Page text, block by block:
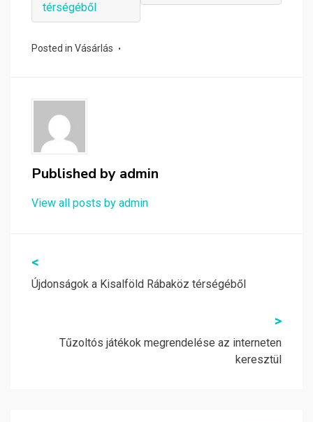
térségéből
Posted in Vásárlás
Published by admin
View all posts by admin
Bejegyzés
navigáció
<
Újdonságok a Kisalföld Rábaköz térségéből
>
Tűzoltós játékok megrendelése az interneten
keresztül